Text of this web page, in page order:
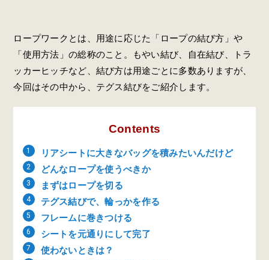
ロープワークとは、用途に応じた「ロープの結び方」や
「使用方法」の総称のこと。もやい結び、自在結び、トラ
ッカーヒッチなど、結び方は用途ごとに多数ありますが、
今回はその中から、テグス結びをご紹介します。
Contents
リアシートに大きなバッグを積みたいんだけど
どんなロープを使うべきか
まずはロープを切る
テグス結びで、輪っかを作る
フレームに巻きつける
シートを元通りにして完了
使わないときは？